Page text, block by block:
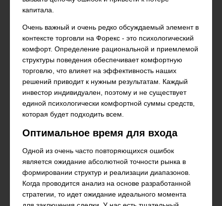
капитала.
Очень важный и очень редко обсуждаемый элемент в
контексте торговли на Форекс - это психологический
комфорт. Определение рациональной и приемлемой
структуры поведения обеспечивает комфортную
торговлю, что влияет на эффективность наших
решений приводит к нужным результатам. Каждый
инвестор индивидуален, поэтому и не существует
единой психологически комфортной суммы средств,
которая будет подходить всем.
Оптимальное время для входа
Одной из очень часто повторяющихся ошибок
является ожидание абсолютной точности рынка в
формировании структур и реализации диапазонов.
Когда проводится анализ на основе разработанной
стратегии, то идет ожидание идеального момента